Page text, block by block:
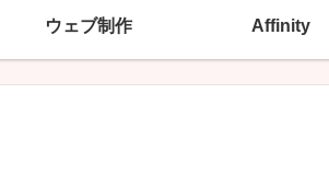
ウェブ制作 Affinity